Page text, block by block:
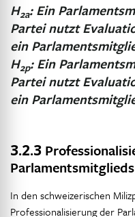
H2a: Ein
Partei nutzt
ein
H2p: Ein
Partei nutzt
ein
3.2.3
Parlamentsmitglieds
In den schweizerischen
Professionalisierung der